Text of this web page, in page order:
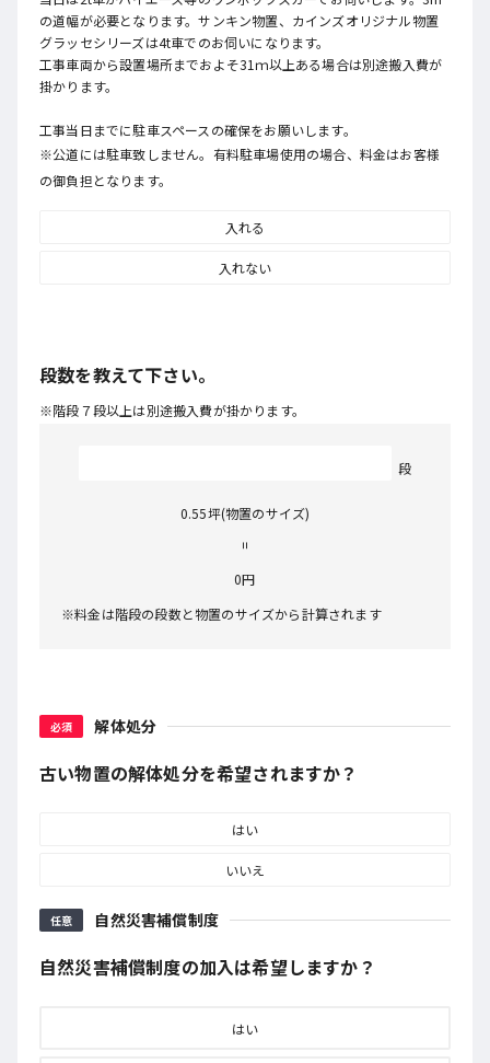
の道幅が必要となります。サンキン物置、カインズオリジナル物置
グラッセシリーズは4t車でのお伺いになります。
工事車両から設置場所までおよそ31ｍ以上ある場合は別途搬入費が
掛かります。
工事当日までに駐車スペースの確保をお願いします。
※公道には駐車致しません。有料駐車場使用の場合、料金はお客様
の御負担となります。
入れる
入れない
段数を教えて下さい。
※階段７段以上は別途搬入費が掛かります。
段
0.55坪(物置のサイズ)
0円
※料金は階段の段数と物置のサイズから計算されます
必須 解体処分
古い物置の解体処分を希望されますか？
はい
いいえ
任意 自然災害補償制度
自然災害補償制度の加入は希望しますか？
はい